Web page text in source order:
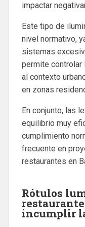
impactar
Este tipo de
nivel normativo,
sistemas
permite controlar
al contexto
en zonas
En conjunto, las
equilibrio muy
cumplimiento
frecuente en
restaurantes en
Rótulos
incumplir